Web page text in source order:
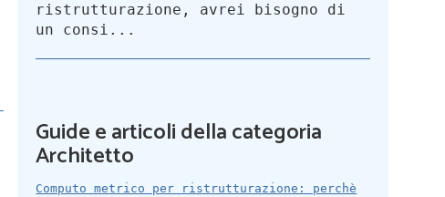
ristrutturazione, avrei bisogno di
un consi...
Guide e articoli della categoria
Architetto
Computo metrico per ristrutturazione: perchè